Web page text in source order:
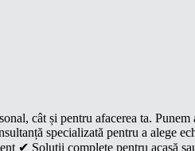
cât și pentru afacerea ta. Punem
specializată pentru a alege
✔ Soluții complete pentru acasă